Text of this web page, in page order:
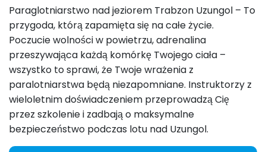
Paraglotniarstwo nad jeziorem Trabzon Uzungol – To
przygoda, którą zapamięta się na całe życie.
Poczucie wolności w powietrzu, adrenalina
przeszywająca każdą komórkę Twojego ciała –
wszystko to sprawi, że Twoje wrażenia z
paralotniarstwa będą niezapomniane. Instruktorzy z
wieloletnim doświadczeniem przeprowadzą Cię
przez szkolenie i zadbają o maksymalne
bezpieczeństwo podczas lotu nad Uzungol.